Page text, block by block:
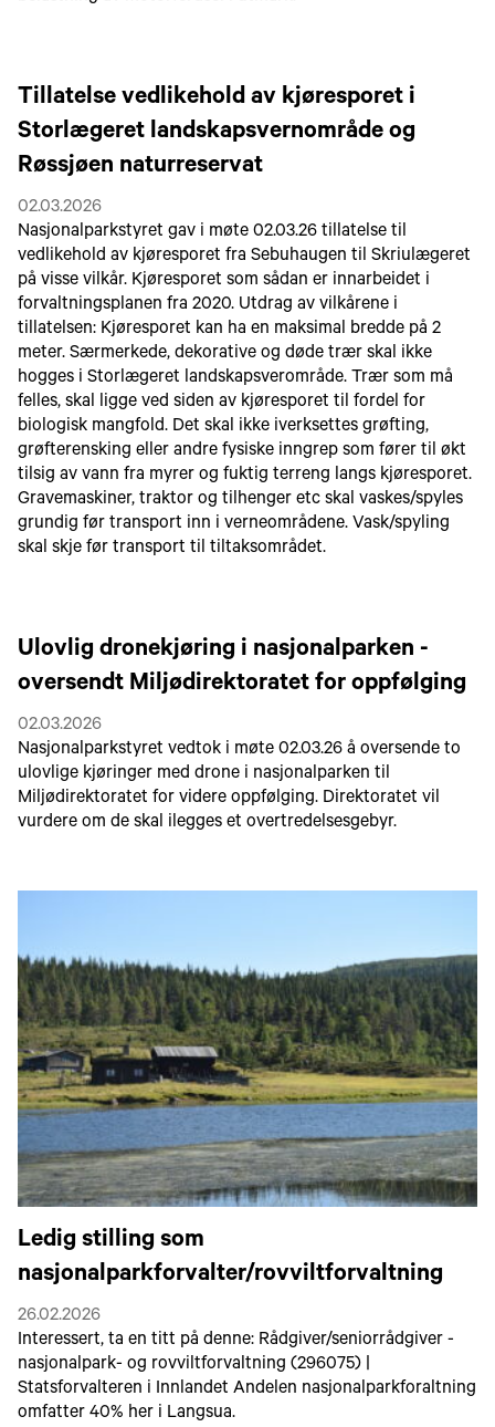
Tillatelse vedlikehold av kjøresporet i
Storlægeret landskapsvernområde og
Røssjøen naturreservat
02.03.2026
Nasjonalparkstyret gav i møte 02.03.26 tillatelse til
vedlikehold av kjøresporet fra Sebuhaugen til Skriulægeret
på visse vilkår. Kjøresporet som sådan er innarbeidet i
forvaltningsplanen fra 2020. Utdrag av vilkårene i
tillatelsen: Kjøresporet kan ha en maksimal bredde på 2
meter. Særmerkede, dekorative og døde trær skal ikke
hogges i Storlægeret landskapsverområde. Trær som må
felles, skal ligge ved siden av kjøresporet til fordel for
biologisk mangfold. Det skal ikke iverksettes grøfting,
grøfterensking eller andre fysiske inngrep som fører til økt
tilsig av vann fra myrer og fuktig terreng langs kjøresporet.
Gravemaskiner, traktor og tilhenger etc skal vaskes/spyles
grundig før transport inn i verneområdene. Vask/spyling
skal skje før transport til tiltaksområdet.
Ulovlig dronekjøring i nasjonalparken -
oversendt Miljødirektoratet for oppfølging
02.03.2026
Nasjonalparkstyret vedtok i møte 02.03.26 å oversende to
ulovlige kjøringer med drone i nasjonalparken til
Miljødirektoratet for videre oppfølging. Direktoratet vil
vurdere om de skal ilegges et overtredelsesgebyr.
Ledig stilling som
nasjonalparkforvalter/rovviltforvaltning
26.02.2026
Interessert, ta en titt på denne: Rådgiver/seniorrådgiver -
nasjonalpark- og rovviltforvaltning (296075) |
Statsforvalteren i Innlandet Andelen nasjonalparkforaltning
omfatter 40% her i Langsua.